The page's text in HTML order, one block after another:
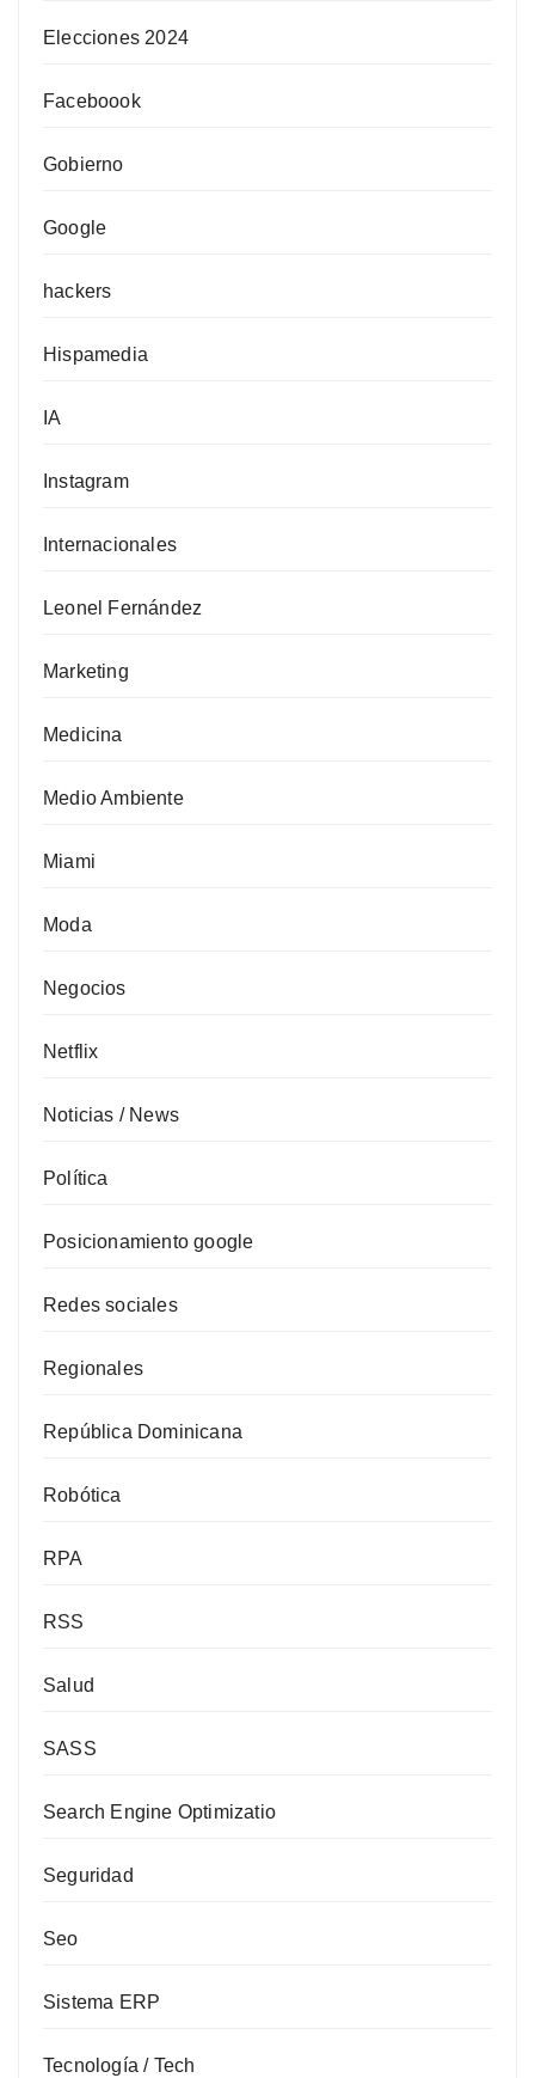
Elecciones 2024
Faceboook
Gobierno
Google
hackers
Hispamedia
IA
Instagram
Internacionales
Leonel Fernández
Marketing
Medicina
Medio Ambiente
Miami
Moda
Negocios
Netflix
Noticias / News
Política
Posicionamiento google
Redes sociales
Regionales
República Dominicana
Robótica
RPA
RSS
Salud
SASS
Search Engine Optimizatio
Seguridad
Seo
Sistema ERP
Tecnología / Tech